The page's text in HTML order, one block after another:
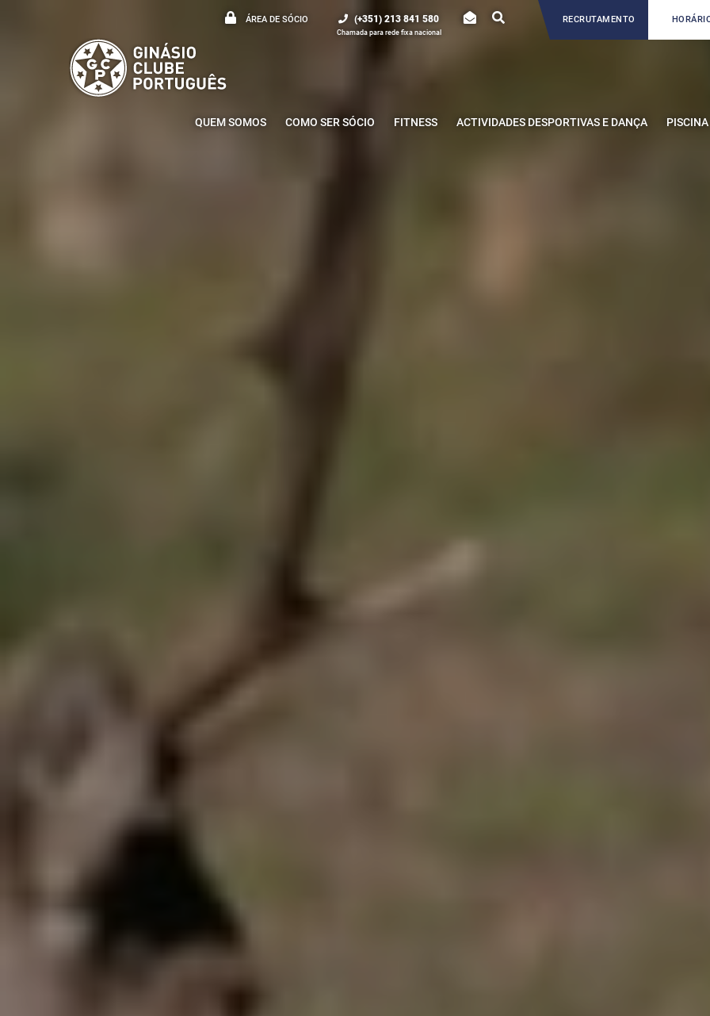
ÁREA DE SÓCIO (+351) 213 841 580
Chamada para rede fixa nacional
RECRUTAMENTO
QUEM SOMOS COMO SER SÓCIO FITNESS ACTIVIDADES DESPORTIVAS E DANÇA PISCINA